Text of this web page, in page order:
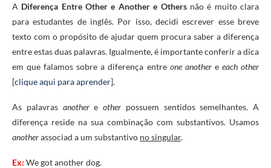
A Diferença Entre Other e Another e Othersnão é muito clara
para estudantes de inglês. Por isso, decidi escrever esse breve
texto com o propósito de ajudar quem procura saber a diferença
entre estas duas palavras. Igualmente, é importante conferir a dica
em que falamos sobre a diferença entre one anothere each other
[clique aqui para aprender].
As palavras anothere other possuem sentidos semelhantes. A
diferença reside na sua combinação com substantivos. Usamos
anotherassociad a um substantivo no singular.
Ex: We got another dog.